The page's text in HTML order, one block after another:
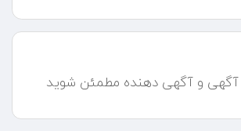
آگهی و آگهی دهنده مطمئن شوید